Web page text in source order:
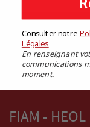
FIAM - HEOL
Consulter notre
Légales
En renseignant
communications
moment.